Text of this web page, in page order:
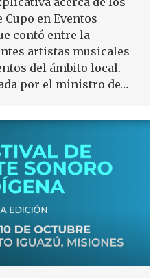
Cupo en Eventos
contó entre la
artistas musicales
del ámbito local.
por el ministro de…